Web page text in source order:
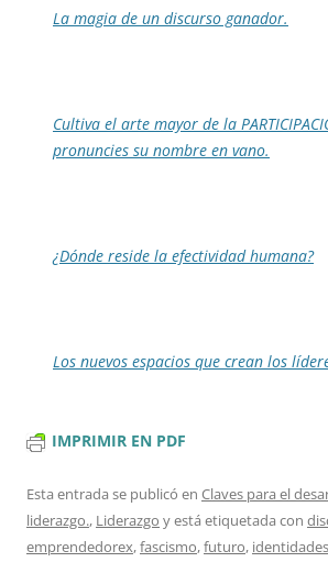
La magia de un discurso ganador.
Cultiva el arte mayor de la
pronuncies su nombre en vano.
¿Dónde reside la efectividad humana?
Los nuevos espacios que crean los
IMPRIMIR EN PDF
Esta entrada se publicó en Claves para el
liderazgo., Liderazgo y está etiquetada con
emprendedorex,fascismo,futuro, identidades